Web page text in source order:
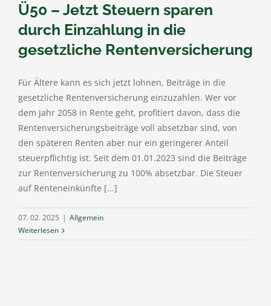
Ü50 – Jetzt Steuern sparen
durch Einzahlung in die
gesetzliche Rentenversicherung
Für Ältere kann es sich jetzt lohnen, Beiträge in die
gesetzliche Rentenversicherung einzuzahlen. Wer vor
dem Jahr 2058 in Rente geht, profitiert davon, dass die
Rentenversicherungsbeiträge voll absetzbar sind, von
den späteren Renten aber nur ein geringerer Anteil
steuerpflichtig ist. Seit dem 01.01.2023 sind die Beiträge
zur Rentenversicherung zu 100% absetzbar. Die Steuer
auf Renteneinkünfte [...]
07. 02. 2025 | Allgemein
Weiterlesen